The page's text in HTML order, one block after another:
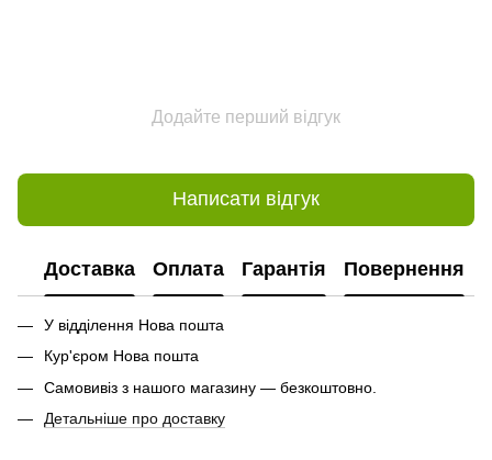
Додайте перший відгук
Написати відгук
Доставка Оплата Гарантія Повернення
У відділення Нова пошта
Кур'єром Нова пошта
Самовивіз з нашого магазину — безкоштовно.
Детальніше про доставку